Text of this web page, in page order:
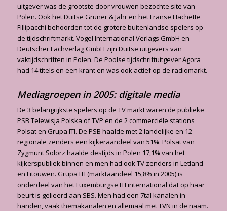
uitgever was de grootste door vrouwen bezochte site van
Polen. Ook het Duitse Gruner & Jahr en het Franse Hachette
Fillipacchi behoorden tot de grotere buitenlandse spelers op
de tijdschriftmarkt. Vogel International Verlags GmbH en
Deutscher Fachverlag GmbH zijn Duitse uitgevers van
vaktijdschriften in Polen. De Poolse tijdschriftuitgever Agora
had 14 titels en een krant en was ook actief op de radio­markt.
Mediagroepen in 2005: digitale media
De 3 belangrijkste spelers op de TV markt waren de publieke
PSB Telewisja Polska of TVP en de 2 commerciële stations
Polsat en Grupa ITI. De PSB haalde met 2 landelijke en 12
regionale zenders een kijkeraandeel van 51%. Polsat van
Zygmunt Solorz haalde destijds in Polen 17,1% van het
kijkerspubliek binnen en men had ook TV zenders in Letland
en Litouwen. Grupa ITI (marktaandeel 15,8% in 2005) is
onderdeel van het Luxemburgse ITI international dat op haar
beurt is gelieerd aan SBS. Men had een 7tal kanalen in
handen, vaak themakanalen en allemaal met TVN in de naam.